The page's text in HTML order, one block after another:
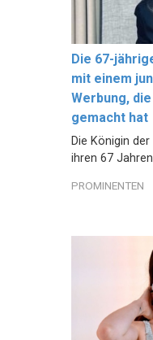
Die 67-
mit einem
Werbung,
gemacht hat
Die Königin
ihren 67
PROMINENTEN